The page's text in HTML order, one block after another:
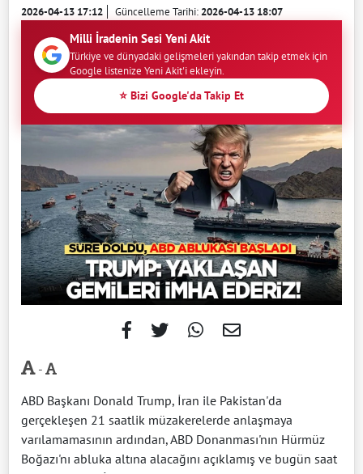
2026-04-13 17:12 Güncelleme Tarihi:2026-04-13 18:07
Milli İradenin Sesi Yeni Akit
Türkiye ve dünyadaki gelişmeleri yakından takip etmek için
Google listenize Yeni Akit'i ekleyin.
⭐ Bizi Google'da Takip Et
-
ABD Başkanı ​Donald Trump, İran ile Pakistan'da
gerçekleşen 21 saatlik müzakerelerde anlaşmaya
varılamamasının ​ardından, ABD Donanması'nın Hürmüz
Boğazı'nı abluka altına alacağını açıklamış ve bugün saat